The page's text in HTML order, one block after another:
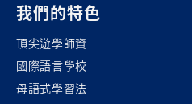
我們的特色
頂尖遊學師資
國際語言學校
母語式學習法